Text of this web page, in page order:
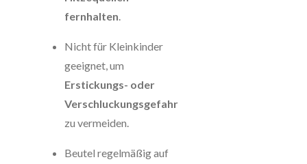
fernhalten
Nicht für Kleinkinder
geeignet, um
Erstickungs- oder
Verschluckungsgefahr
zu vermeiden.
Beutel regelmäßig auf